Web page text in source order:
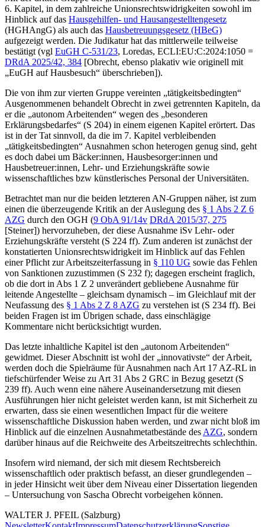
6. Kapitel, in dem zahlreiche Unionsrechtswidrigkeiten sowohl im
Hinblick auf das Hausgehilfen- und Hausangestelltengesetz
(HGHAngG) als auch das Hausbetreuungsgesetz (HBeG)
aufgezeigt werden. Die Judikatur hat das mittlerweile teilweise
bestätigt (vgl EuGH C-531/23, Loredas, ECLI:EU:C:2024:1050 =
DRdA 2025/42, 384 [Obrecht, ebenso plakativ wie originell mit
„EuGH auf Hausbesuch“ überschrieben]).
Die von ihm zur vierten Gruppe vereinten „tätigkeitsbedingten“
Ausgenommenen behandelt Obrecht in zwei getrennten Kapiteln, da
er die „autonom Arbeitenden“ wegen des „besonderen
Erklärungsbedarfes“ (S 204) in einem eigenen Kapitel erörtert. Das
ist in der Tat sinnvoll, da die im 7. Kapitel verbleibenden
„tätigkeitsbedingten“ Ausnahmen schon heterogen genug sind, geht
es doch dabei um Bäcker:innen, Hausbesorger:innen und
Hausbetreuer:innen, Lehr- und Erziehungskräfte sowie
wissenschaftliches bzw künstlerisches Personal der Universitäten.
Betrachtet man nur die beiden letzteren AN-Gruppen näher, ist zum
einen die überzeugende Kritik an der Auslegung des § 1 Abs 2 Z 6
AZG durch den OGH (9 ObA 91/14v DRdA 2015/37, 275
[Steiner]) hervorzuheben, der diese Ausnahme iSv Lehr- oder
Erziehungskräfte versteht (S 224 ff). Zum anderen ist zunächst der
konstatierten Unionsrechtswidrigkeit im Hinblick auf das Fehlen
einer Pflicht zur Arbeitszeiterfassung in § 110 UG sowie das Fehlen
von Sanktionen zuzustimmen (S 232 f); dagegen erscheint fraglich,
ob die dort in Abs 1 Z 2 unverändert gebliebene Ausnahme für
leitende Angestellte – gleichsam dynamisch – im Gleichlauf mit der
Neufassung des § 1 Abs 2 Z 8 AZG zu verstehen ist (S 234 ff). Bei
beiden Fragen ist im Übrigen schade, dass einschlägige
Kommentare nicht berücksichtigt wurden.
Das letzte inhaltliche Kapitel ist den „autonom Arbeitenden“
gewidmet. Dieser Abschnitt ist wohl der „innovativste“ der Arbeit,
werden doch die Spielräume für Ausnahmen nach Art 17 AZ-RL in
tiefschürfender Weise zu Art 31 Abs 2 GRC in Bezug gesetzt (S
239 ff). Auch wenn eine nähere Auseinandersetzung mit diesen
Ausführungen hier nicht geleistet werden kann, ist mit Sicherheit zu
erwarten, dass sie einen wesentlichen Impact für die weitere
wissenschaftliche Diskussion haben werden, und zwar nicht bloß im
Hinblick auf die einzelnen Ausnahmetatbestände des AZG, sondern
darüber hinaus auf die Reichweite des Arbeitszeitrechts schlechthin.
Insofern wird niemand, der sich mit diesem Rechtsbereich
wissenschaftlich oder praktisch befasst, an dieser grundlegenden –
in jeder Hinsicht weit über dem Niveau einer Dissertation liegenden
– Untersuchung von Sascha Obrecht vorbeigehen können.
WALTER J. PFEIL (Salzburg)